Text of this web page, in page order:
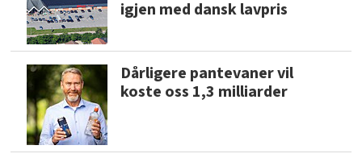
igjen med dansk lavpris
Dårligere pantevaner vil
koste oss 1,3 milliarder